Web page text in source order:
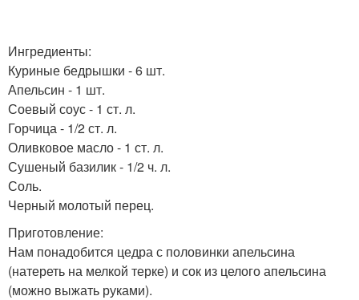
Ингредиенты:
Куриные бедрышки - 6 шт.
Апельсин - 1 шт.
Соевый соус - 1 ст. л.
Горчица - 1/2 ст. л.
Оливковое масло - 1 ст. л.
Сушеный базилик - 1/2 ч. л.
Соль.
Черный молотый перец.
Приготовление:
Нам понадобится цедра с половинки апельсина
(натереть на мелкой терке) и сок из целого апельсина
(можно выжать руками).